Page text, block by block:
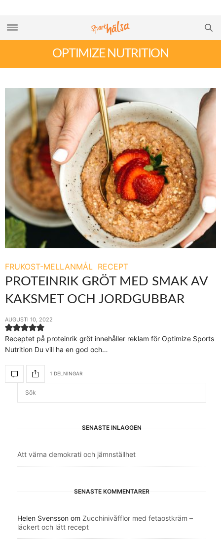
OPTIMIZE NUTRITION
FRUKOST-MELLANMÅL RECEPT
PROTEINRIK GRÖT MED SMAK AV
KAKSMET OCH JORDGUBBAR
AUGUSTI 10, 2022
Receptet på proteinrik gröt innehåller reklam för Optimize Sports
Nutrition Du vill ha en god och…
1 DELNINGAR
SENASTE INLÄGGEN
Att värna demokrati och jämnställhet
SENASTE KOMMENTARER
Helen Svensson om Zucchinivåfflor med fetaostkräm –
läckert och lätt recept